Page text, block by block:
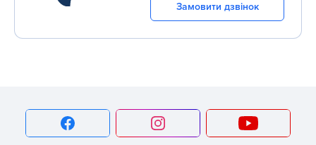
Замовити дзвінок